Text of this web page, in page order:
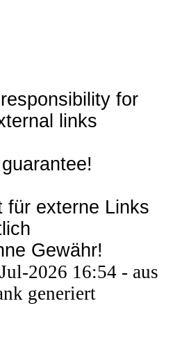
for
links
für externe Links
Gewähr!
2026 16:54 - aus
generiert